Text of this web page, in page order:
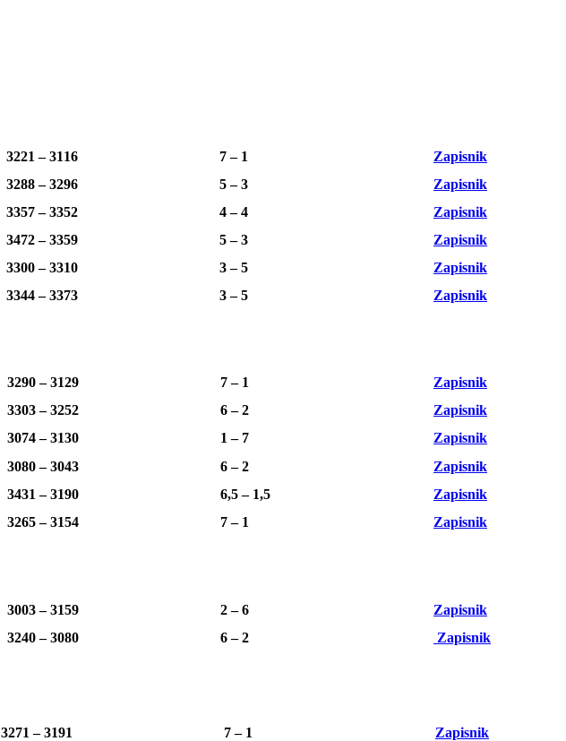
3221 – 3116 7 – 1
Zapisnik
3288 – 3296 5 – 3
Zapisnik
3357 – 3352 4 – 4
Zapisnik
3472 – 3359 5 – 3
Zapisnik
3300 – 3310 3 – 5
Zapisnik
3344 – 3373 3 – 5 Zapisnik
3290 – 3129 7 – 1
Zapisnik
3303 – 3252 6 – 2
Zapisnik
3074 – 3130 1 – 7
Zapisnik
3080 – 3043 6 – 2
Zapisnik
3431 – 3190 6,5 – 1,5
Zapisnik
3265 – 3154 7 – 1 Zapisnik
3003 – 3159 2 – 6
Zapisnik
3240 – 3080 6 – 2 Zapisnik
3271 – 3191 7 – 1
Zapisnik